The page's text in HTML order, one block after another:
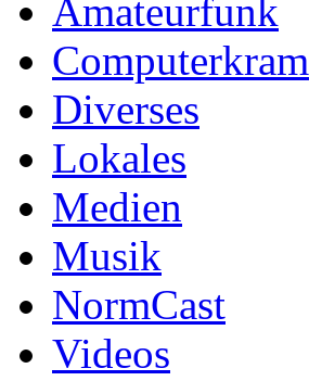
Amateurfunk
Computerkram
Diverses
Lokales
Medien
Musik
NormCast
Videos